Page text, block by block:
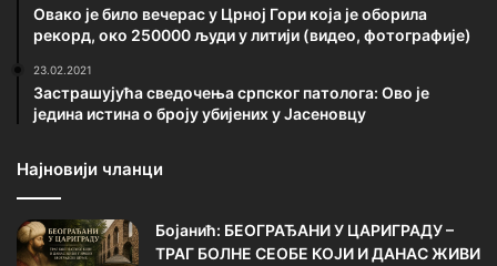
Овако је било вечерас у Црној Гори која је оборила
рекорд, око 250000 људи у литији (видео, фотографије)
23.02.2021
Застрашујућа сведочења српског патолога: Ово је
једина истина о броју убијених у Јасеновцу
Најновији чланци
Бојанић: БЕОГРАЂАНИ У ЦАРИГРАДУ –
ТРАГ БОЛНЕ СЕОБЕ КОЈИ И ДАНАС ЖИВИ